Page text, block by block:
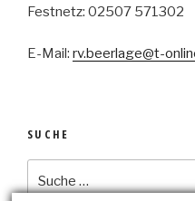
Festnetz: 02507 571302
E-Mail: rv.beerlage@t-
SUCHE
nach: